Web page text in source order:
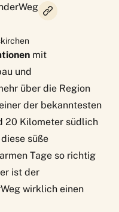
mit
und
über die Region
der bekanntesten
20 Kilometer südlich
süße
Tage so richtig
ist der
wirklich einen